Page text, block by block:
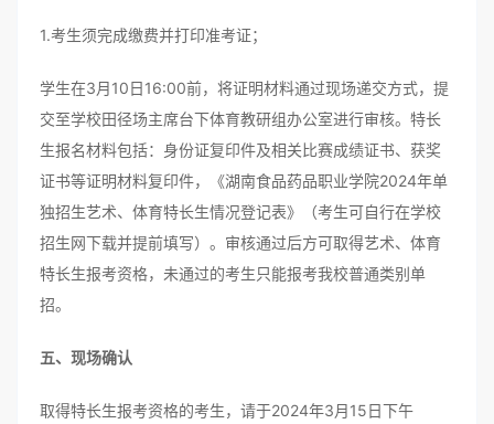
1.考生须完成缴费并打印准考证；
学生在3月10日16:00前，将证明材料通过现场递交方式，提
交至学校田径场主席台下体育教研组办公室进行审核。特长
生报名材料包括：身份证复印件及相关比赛成绩证书、获奖
证书等证明材料复印件，《湖南食品药品职业学院2024年单
独招生艺术、体育特长生情况登记表》（考生可自行在学校
招生网下载并提前填写）。审核通过后方可取得艺术、体育
特长生报考资格，未通过的考生只能报考我校普通类别单
招。
五、现场确认
取得特长生报考资格的考生，请于2024年3月15日下午